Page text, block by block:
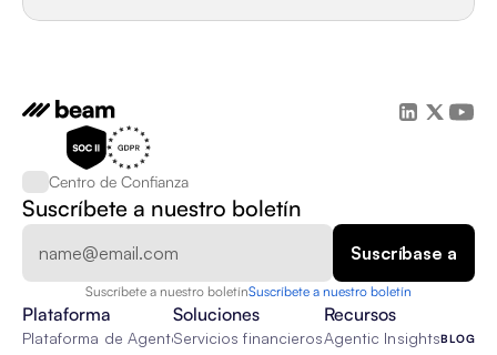
Centro de Confianza
Suscríbete a nuestro boletín
Suscríbete a nuestro boletínSuscríbete a nuestro boletín
Plataforma
Plataforma de Agente de IA
Soluciones
Servicios financieros
Recursos
Agentic InsightsBLOG